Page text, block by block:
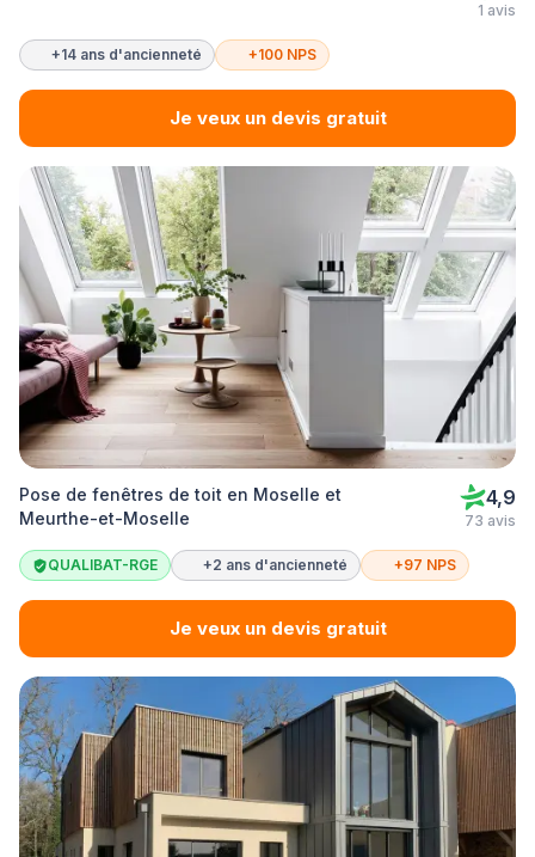
1 avis
+14 ans d'ancienneté +100 NPS
Je veux un devis gratuit
Pose de fenêtres de toit en Moselle et
Meurthe-et-Moselle
4,9
73 avis
QUALIBAT-RGE +2 ans d'ancienneté +97 NPS
Je veux un devis gratuit